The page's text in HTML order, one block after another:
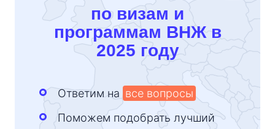
по визам и
программам ВНЖ в
2025 году
Ответим на все вопросы
Поможем подобрать лучший